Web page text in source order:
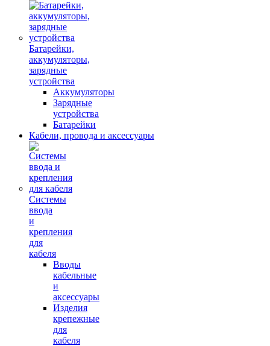
Батарейки,
аккумуляторы,
зарядные
устройства
Аккумуляторы
Зарядные
устройства
Батарейки
Кабели, провода и аксессуары
Системы
ввода
и
крепления
для
кабеля
Вводы
кабельные
и
аксессуары
Изделия
крепежные
для
кабеля